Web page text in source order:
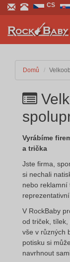
CS
Domů
Vyrábíme
a trička
Jste firma,
si nechali
nebo reklamní
V RockBaby
od triček, tílek,
vše v různých
potisku si
navrhnout